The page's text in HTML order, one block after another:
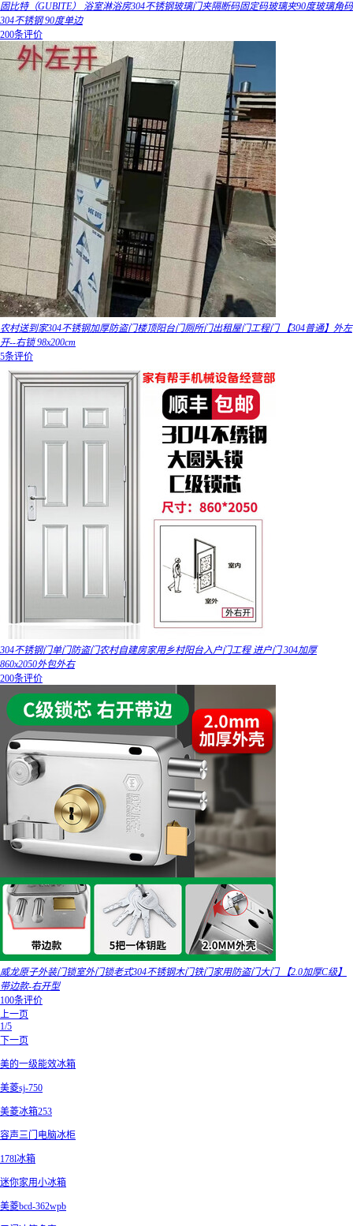
固比特（GUBITE） 浴室淋浴房304不锈钢玻璃门夹隔断码固定码玻璃夹90度玻璃角码
304不锈钢 90度单边
200条评价
农村送到家304不锈钢加厚防盗门楼顶阳台门厕所门出租屋门工程门 【304普通】外左
开--右锁 98x200cm
5条评价
304不锈钢门单门防盗门农村自建房家用乡村阳台入户门工程 进户门 304加厚
860x2050外包外右
200条评价
威龙原子外装门锁室外门锁老式304不锈钢木门铁门家用防盗门大门 【2.0加厚C级】
带边款-右开型
100条评价
上一页
1/5
下一页
美的一级能效冰箱
美菱sj-750
美菱冰箱253
容声三门电脑冰柜
178l冰箱
迷你家用小冰箱
美菱bcd-362wpb